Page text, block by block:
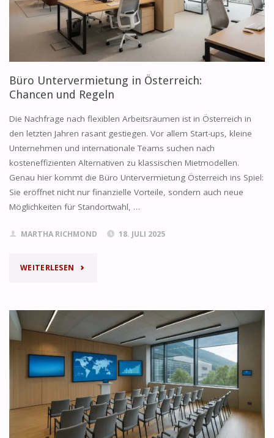
FIRST
TEAM
FINDEN"
Büro Untervermietung in Österreich:
Chancen und Regeln
Die Nachfrage nach flexiblen Arbeitsräumen ist in Österreich in
den letzten Jahren rasant gestiegen. Vor allem Start-ups, kleine
Unternehmen und internationale Teams suchen nach
kosteneffizienten Alternativen zu klassischen Mietmodellen.
Genau hier kommt die Büro Untervermietung Österreich ins Spiel:
Sie eröffnet nicht nur finanzielle Vorteile, sondern auch neue
Möglichkeiten für Standortwahl, …
MARTHA RICHMOND 18. JULI 2025
WEITERLESEN "BÜRO
ÖSTERREICH:
CHANCEN
REGELN"